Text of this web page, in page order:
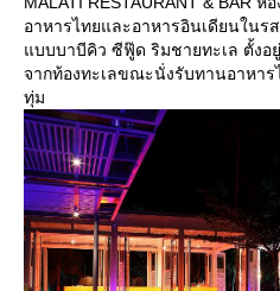
อาหารไทยและอาหารอินเดียนในร
บบบาบีคิว ซีฟู๊ด ริมชายทะเล ตั้งอ
จากท้องทะเลขณะนั่งรับทานอาหาร
ทุ่ม